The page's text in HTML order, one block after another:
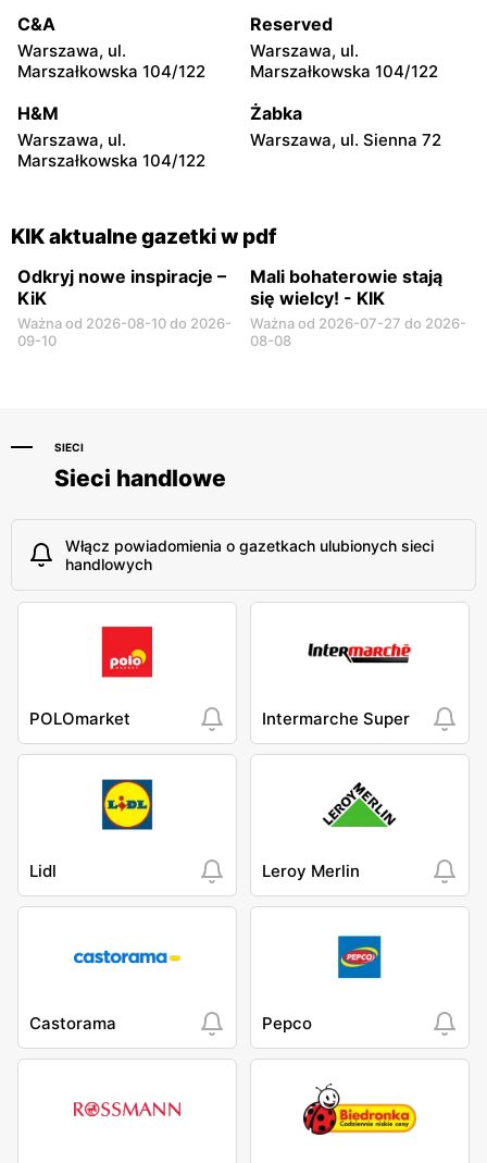
KIK
Pułtusk, ul. Nowy Rynek 2
KIK
Garwolin al. Legionów 2
KIK
Płońsk, ul. Warszawska 59
KIK
Płońsk, ul. Młodzieżowa 28
C&A
Warszawa, ul.
Marszałkowska 104/122
Reserved
Warszawa, ul.
Marszałkowska 104/122
H&M
Warszawa, ul.
Marszałkowska 104/122
Żabka
Warszawa, ul. Sienna 72
KIK aktualne gazetki w pdf
Odkryj nowe inspiracje –
KiK
Ważna od 2026-08-10 do 2026-
09-10
Mali bohaterowie stają
się wielcy! - KIK
Ważna od 2026-07-27 do 2026-
08-08
SIECI
Sieci handlowe
Włącz powiadomienia o gazetkach ulubionych sieci
handlowych
POLOmarket Intermarche Super
Lidl Leroy Merlin
Castorama Pepco